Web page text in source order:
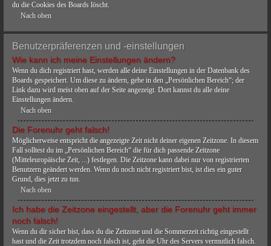
du die Cookies des Boards löscht.
Nach oben
Benutzerpräferenzen und -einstellungen
Wie kann ich meine Einstellungen ändern?
Wenn du dich registriert hast, werden alle deine Einstellungen in der Datenbank des
Boards gespeichert. Um diese zu ändern, gehe in den „Persönlichen Bereich“; der
Link dazu wird meist oben auf der Seite angezeigt. Dort kannst du alle deine
Einstellungen ändern.
Nach oben
Die Forenuhr geht falsch!
Möglicherweise entspricht die angezeigte Zeit nicht deiner eigenen Zeitzone. In diesem
Fall solltest du im „Persönlichen Bereich“ die für dich passende Zeitzone
(Mitteleuropäische Zeit, ...) festlegen. Die Zeitzone kann dabei nur von registrierten
Benutzern geändert werden. Wenn du noch nicht registriert bist, ist dies ein guter
Grund, dies jetzt zu tun.
Nach oben
Ich habe die Zeitzone eingestellt, aber die Forenuhr geht immer
noch falsch!
Wenn du dir sicher bist, dass du die Zeitzone und die Sommerzeit richtig eingestellt
hast und die Zeit trotzdem noch falsch ist, geht die Uhr des Servers vermutlich falsch.